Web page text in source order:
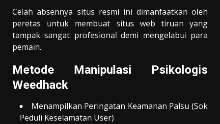
Celah absennya situs resmi ini dimanfaatkan oleh
peretas untuk membuat situs web tiruan yang
tampak sangat profesional demi mengelabui para
pemain.
Metode Manipulasi Psikologis
Weedhack
Menampilkan Peringatan Keamanan Palsu (Sok
Peduli Keselamatan User)